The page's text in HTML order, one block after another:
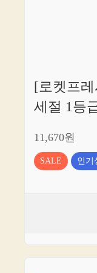
[로켓프
세절 1등
11,670원
SALE 인기